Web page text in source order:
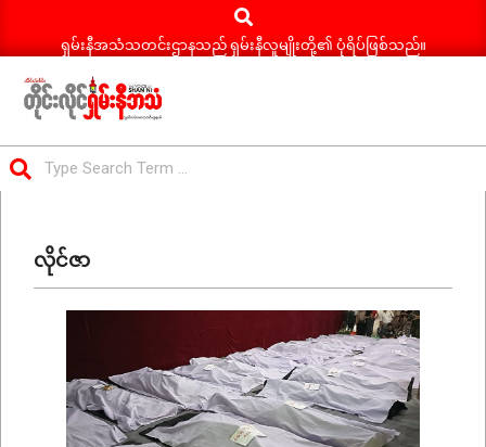
Search
ရှမ်းနီအသံသတင်းဌာနသည် ရှမ်းနီလူမျိုးတို့၏ ပုံရိပ်ဖြစ်သည်။
ရှမ်း
နီ
သတင်း
Menuလိုင်ဇာ